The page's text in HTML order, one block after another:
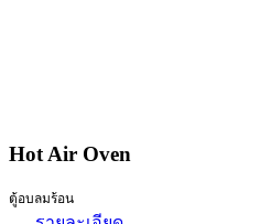
Hot Air Oven
ตู้อบลมร้อน